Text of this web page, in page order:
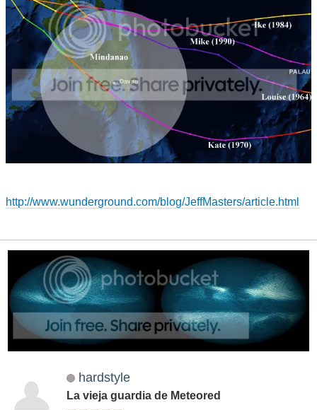
http://www.wunderground.com/blog/JeffMasters/article.html
hardstyle
La vieja guardia de Meteored